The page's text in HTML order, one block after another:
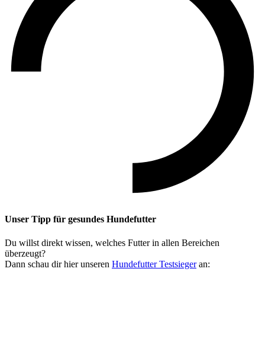
Unser Tipp für gesundes Hundefutter
Du willst direkt wissen, welches Futter in allen Bereichen
überzeugt?
Dann schau dir hier unseren Hundefutter Testsiegeran: